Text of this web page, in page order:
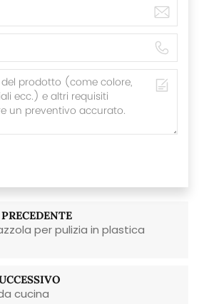
per pulizia in plastica
cucina